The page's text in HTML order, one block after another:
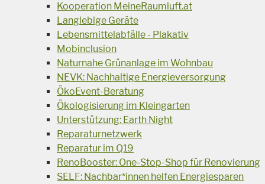
Kooperation MeineRaumluft.at
Langlebige Geräte
Lebensmittelabfälle - Plakativ
Mobinclusion
Naturnahe Grünanlage im Wohnbau
NEVK: Nachhaltige Energieversorgung
ÖkoEvent-Beratung
Ökologisierung im Kleingarten
Unterstützung: Earth Night
Reparaturnetzwerk
Reparatur im Q19
RenoBooster: One-Stop-Shop für Renovierung
SELF: Nachbar*innen helfen Energiesparen